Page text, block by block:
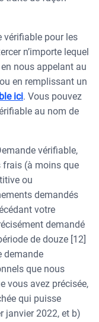
vérifiable pour les
n’importe lequel
nous appelant au
en remplissant un
ici. Vous pouvez
au nom de
vérifiable,
frais (à moins que
ou
demandés
votre
demandé
de douze [12]
demande
que nous
vous avez précisée,
qui puisse
janvier 2022, et b)